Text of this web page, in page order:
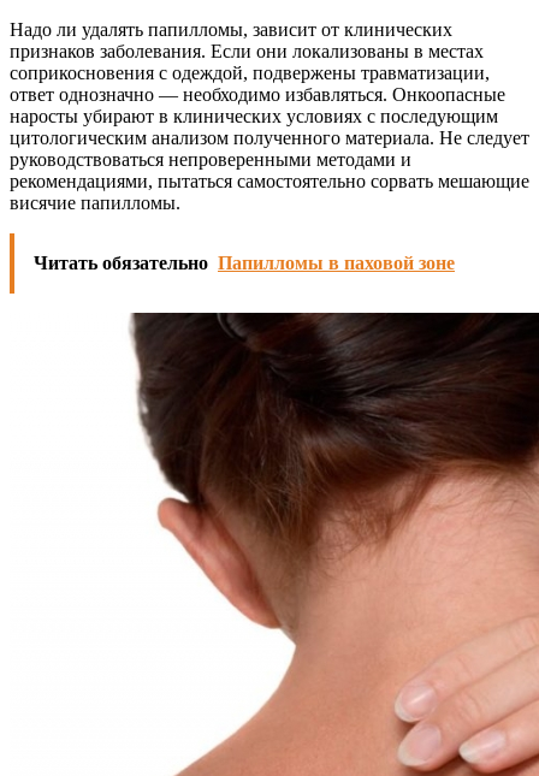
Надо ли удалять папилломы, зависит от клинических
признаков заболевания. Если они локализованы в местах
соприкосновения с одеждой, подвержены травматизации,
ответ однозначно — необходимо избавляться. Онкоопасные
наросты убирают в клинических условиях с последующим
цитологическим анализом полученного материала. Не следует
руководствоваться непроверенными методами и
рекомендациями, пытаться самостоятельно сорвать мешающие
висячие папилломы.
Читать обязательно Папилломы в паховой зоне